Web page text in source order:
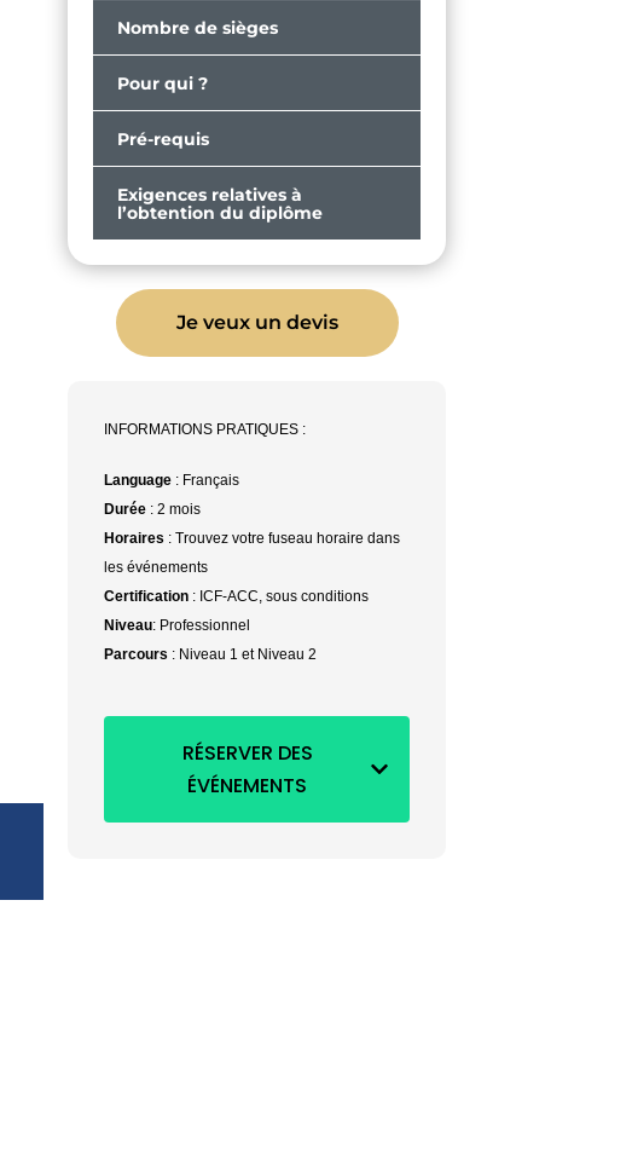
Nombre de sièges
Pour qui ?
Pré-requis
Exigences relatives à
l’obtention du diplôme
Je veux un devis
INFORMATIONS PRATIQUES :
Language : Français
Durée : 2 mois
Horaires : Trouvez votre fuseau horaire dans
les événements
Certification : ICF-ACC, sous conditions
Niveau: Professionnel
Parcours : Niveau 1 et Niveau 2
RÉSERVER DES
ÉVÉNEMENTS